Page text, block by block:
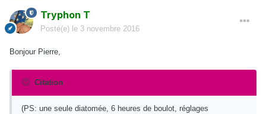
Tryphon T
Posté(e) le 3 novembre 2016
Bonjour Pierre,
Citation
(PS: une seule diatomée, 6 heures de boulot, réglages